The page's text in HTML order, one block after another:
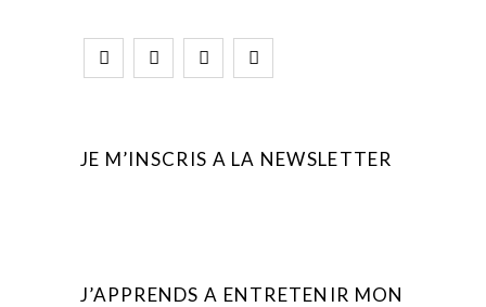
JE M’INSCRIS A LA NEWSLETTER
J’APPRENDS A ENTRETENIR MON